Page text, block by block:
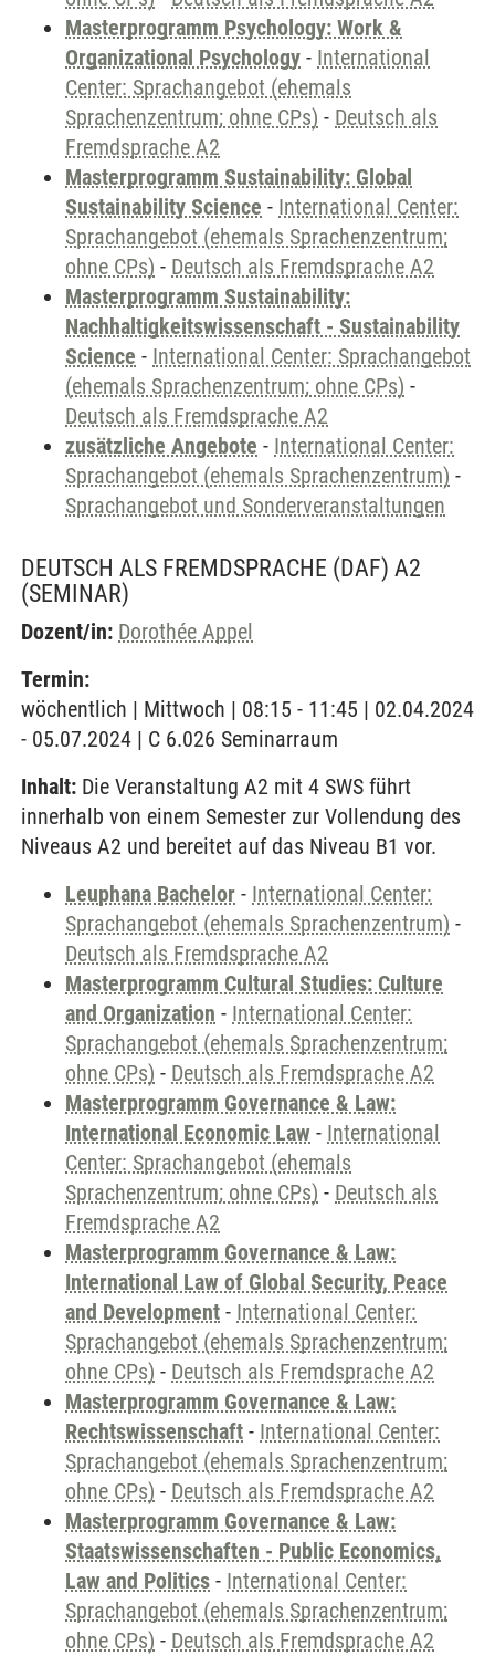
Masterprogramm Psychology: Work &
Organizational Psychology - International
Center: Sprachangebot (ehemals
Sprachenzentrum; ohne CPs) - Deutsch als
Fremdsprache A2
Masterprogramm Sustainability: Global
Sustainability Science - International Center:
Sprachangebot (ehemals Sprachenzentrum;
ohne CPs) - Deutsch als Fremdsprache A2
Masterprogramm Sustainability:
Nachhaltigkeitswissenschaft - Sustainability
Science - International Center: Sprachangebot
(ehemals Sprachenzentrum; ohne CPs) -
Deutsch als Fremdsprache A2
zusätzliche Angebote - International Center:
Sprachangebot (ehemals Sprachenzentrum) -
Sprachangebot und Sonderveranstaltungen
DEUTSCH ALS FREMDSPRACHE (DAF) A2
(SEMINAR)
Dozent/in: Dorothée Appel
Termin:
wöchentlich | Mittwoch | 08:15 - 11:45 | 02.04.2024
- 05.07.2024 | C 6.026 Seminarraum
Inhalt: Die Veranstaltung A2 mit 4 SWS führt
innerhalb von einem Semester zur Vollendung des
Niveaus A2 und bereitet auf das Niveau B1 vor.
Leuphana Bachelor - International Center:
Sprachangebot (ehemals Sprachenzentrum) -
Deutsch als Fremdsprache A2
Masterprogramm Cultural Studies: Culture
and Organization - International Center:
Sprachangebot (ehemals Sprachenzentrum;
ohne CPs) - Deutsch als Fremdsprache A2
Masterprogramm Governance & Law:
International Economic Law - International
Center: Sprachangebot (ehemals
Sprachenzentrum; ohne CPs) - Deutsch als
Fremdsprache A2
Masterprogramm Governance & Law:
International Law of Global Security, Peace
and Development - International Center:
Sprachangebot (ehemals Sprachenzentrum;
ohne CPs) - Deutsch als Fremdsprache A2
Masterprogramm Governance & Law:
Rechtswissenschaft - International Center:
Sprachangebot (ehemals Sprachenzentrum;
ohne CPs) - Deutsch als Fremdsprache A2
Masterprogramm Governance & Law:
Staatswissenschaften - Public Economics,
Law and Politics - International Center:
Sprachangebot (ehemals Sprachenzentrum;
ohne CPs) - Deutsch als Fremdsprache A2